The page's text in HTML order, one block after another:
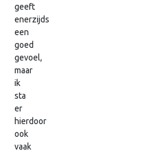
geeft
enerzijds
een
goed
gevoel,
maar
ik
sta
er
hierdoor
ook
vaak